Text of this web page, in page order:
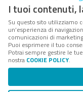
I tuoi contenuti,
Su questo sito utilizziamo
un’esperienza di
comunicazioni di
Puoi esprimere il tuo
Potrai sempre gestire le
nostra COOKIE POLICY.